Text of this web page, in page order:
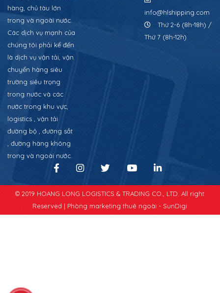
hàng, chủ tàu lớn
trong và ngoài nước.
Các dịch vụ mạnh của
chúng tôi phải kể đến
là dịch vụ vận tải, vận
chuyển hàng siêu
trường siêu trọng
trong nước và các
nước trong khu vực,
logistics , vận tải
đường bộ , đường sắt
, đường hàng không
trong và ngoài nước.
info@hlshipping.com
Thứ 2-6 (8h-18h) /
Thứ 7 (8h-12h)
© 2019 HOANG LONG LOGISTICS & TRADING CO., LTD. All right
Reserved | Phòng marketing thuê ngoài - SunDigi